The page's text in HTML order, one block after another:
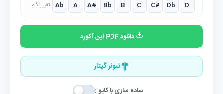
تغییر گام: Ab A A# Bb B C C# Db D
دانلود PDF این آکورد
تیونر گیتار
ساده سازی با کاپو :